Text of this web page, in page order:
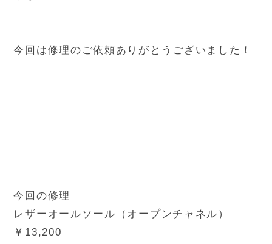
今回は修理のご依頼ありがとうございました！
今回の修理
レザーオールソール（オープンチャネル）
￥13,200